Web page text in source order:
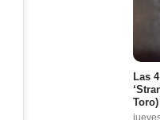
Las
Toro)